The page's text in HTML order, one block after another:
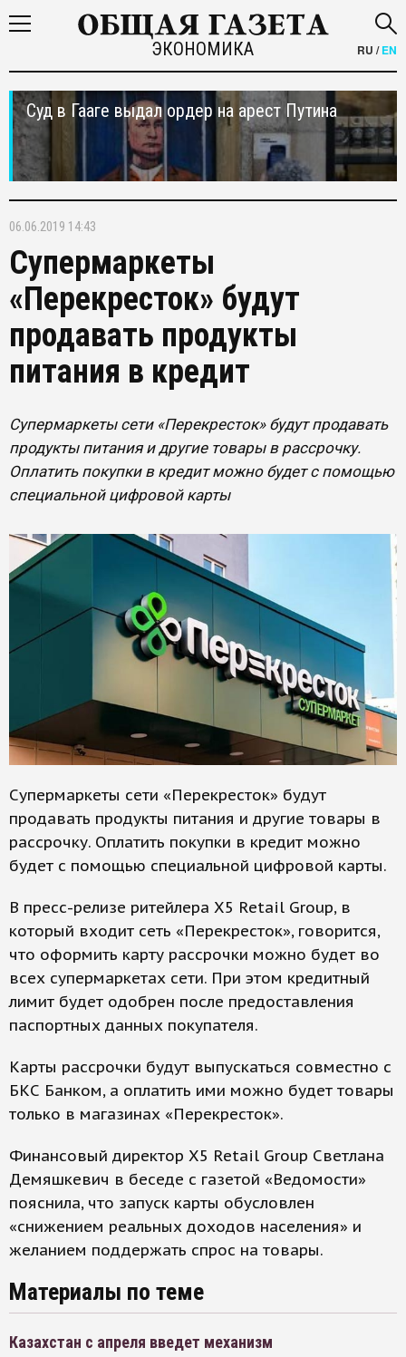
ЭКОНОМИКА RU /EN
Суд в Гааге выдал ордер на арест Путина
06.06.2019 14:43
Супермаркеты
«Перекресток» будут
продавать продукты
питания в кредит
Супермаркеты сети «Перекресток» будут продавать
продукты питания и другие товары в рассрочку.
Оплатить покупки в кредит можно будет с помощью
специальной цифровой карты
Супермаркеты сети «Перекресток» будут
продавать продукты питания и другие товары в
рассрочку. Оплатить покупки в кредит можно
будет с помощью специальной цифровой карты.
В пресс-релизе ритейлера Х5 Retail Group, в
который входит сеть «Перекресток», говорится,
что оформить карту рассрочки можно будет во
всех супермаркетах сети. При этом кредитный
лимит будет одобрен после предоставления
паспортных данных покупателя.
Карты рассрочки будут выпускаться совместно с
БКС Банком, а оплатить ими можно будет товары
только в магазинах «Перекресток».
Финансовый директор Х5 Retail Group Светлана
Демяшкевич в беседе с газетой «Ведомости»
пояснила, что запуск карты обусловлен
«снижением реальных доходов населения» и
желанием поддержать спрос на товары.
Материалы по теме
Казахстан с апреля введет механизм